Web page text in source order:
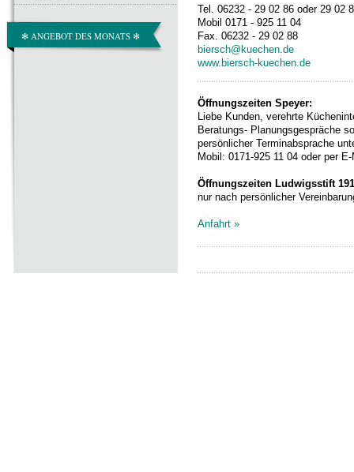
✻ ANGEBOT DES MONATS ✻
Tel. 06232 - 29 02 86 oder 29 02
Mobil 0171 - 925 11 04
Fax. 06232 - 29 02 88
biersch@kuechen.de
www.biersch-kuechen.de
Öffnungszeiten Speyer:
Liebe Kunden, verehrte
Beratungs- Planungsgespräche
persönlicher Terminabsprache
Mobil: 0171-925 11 04 oder per
Öffnungszeiten Ludwigsstift
nur nach persönlicher
Anfahrt »